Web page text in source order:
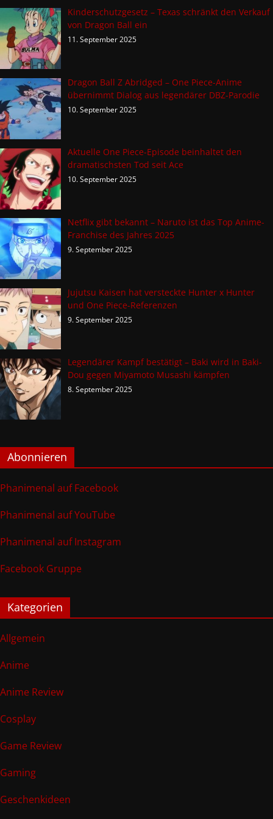
Kinderschutzgesetz – Texas schränkt den Verkauf
von Dragon Ball ein
11. September 2025
Dragon Ball Z Abridged – One Piece-Anime
übernimmt Dialog aus legendärer DBZ-Parodie
10. September 2025
Aktuelle One Piece-Episode beinhaltet den
dramatischsten Tod seit Ace
10. September 2025
Netflix gibt bekannt – Naruto ist das Top Anime-
Franchise des Jahres 2025
9. September 2025
Jujutsu Kaisen hat versteckte Hunter x Hunter
und One Piece-Referenzen
9. September 2025
Legendärer Kampf bestätigt – Baki wird in Baki-
Dou gegen Miyamoto Musashi kämpfen
8. September 2025
Abonnieren
Phanimenal auf Facebook
Phanimenal auf YouTube
Phanimenal auf Instagram
Facebook Gruppe
Kategorien
Allgemein
Anime
Anime Review
Cosplay
Game Review
Gaming
Geschenkideen